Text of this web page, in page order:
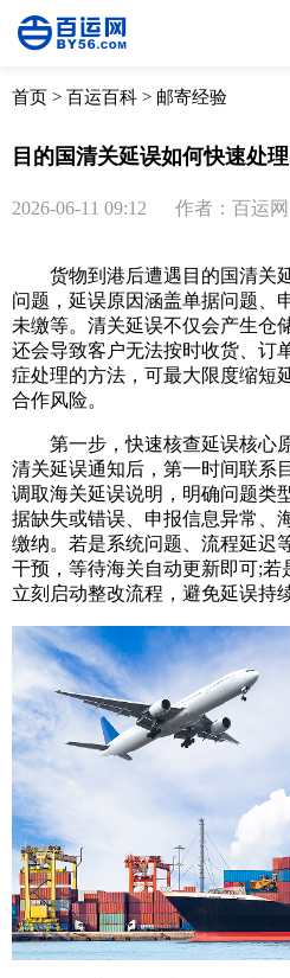
全部 物流资讯
取消
首页 > 百运百科 > 邮寄经验
目的国清关延误如何快速处
2026-06-11 09:12 作者：百运网
货物到港后遭遇目的国清关
问题，延误原因涵盖单据问题、
未缴等。清关延误不仅会产生仓
还会导致客户无法按时收货、订
症处理的方法，可最大限度缩短
合作风险。
第一步，快速核查延误核心原
清关延误通知后，第一时间联系
调取海关延误说明，明确问题类
据缺失或错误、申报信息异常、
缴纳。若是系统问题、流程延迟
干预，等待海关自动更新即可;
立刻启动整改流程，避免延误持